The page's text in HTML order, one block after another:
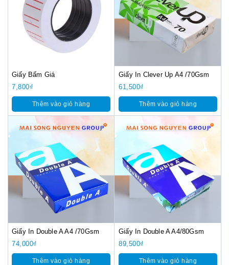
Giấy Bấm Giá
7,800₫
Thêm vào giỏ hàng
Giấy In Clever Up A4 /70Gsm
61,500₫
Thêm vào giỏ hàng
Giấy In Double A A4 /70Gsm
74,000₫
Thêm vào giỏ hàng
Giấy In Double A A4/80Gsm
89,500₫
Thêm vào giỏ hàng